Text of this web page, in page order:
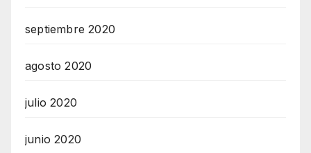
septiembre 2020
agosto 2020
julio 2020
junio 2020